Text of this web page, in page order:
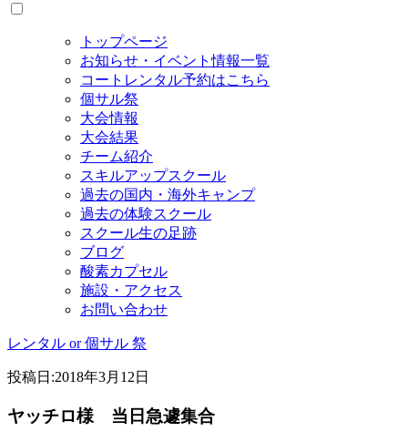
トップページ
お知らせ・イベント情報一覧
コートレンタル予約はこちら
個サル祭
大会情報
大会結果
チーム紹介
スキルアップスクール
過去の国内・海外キャンプ
過去の体験スクール
スクール生の足跡
ブログ
酸素カプセル
施設・アクセス
お問い合わせ
レンタル or 個サル 祭
投稿日:2018年3月12日
ヤッチロ様 当日急遽集合